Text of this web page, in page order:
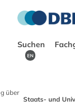
Suchen
EN
über
Staats- und